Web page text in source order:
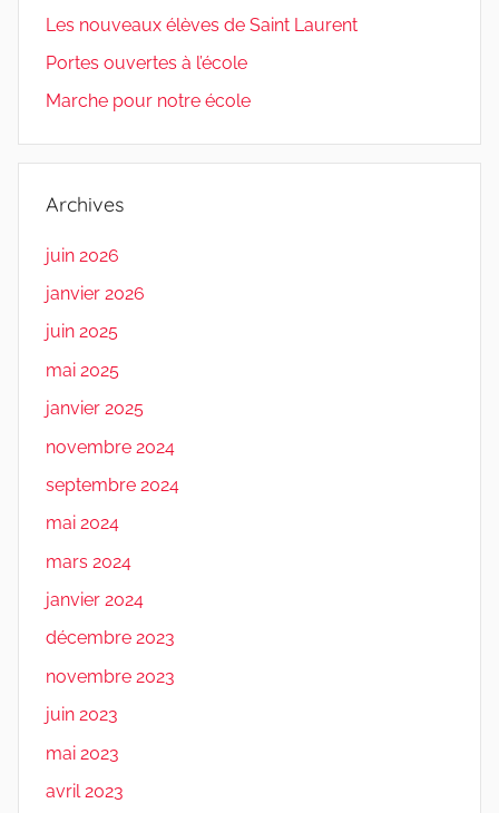
Les nouveaux élèves de Saint Laurent
Portes ouvertes à l’école
Marche pour notre école
Archives
juin 2026
janvier 2026
juin 2025
mai 2025
janvier 2025
novembre 2024
septembre 2024
mai 2024
mars 2024
janvier 2024
décembre 2023
novembre 2023
juin 2023
mai 2023
avril 2023